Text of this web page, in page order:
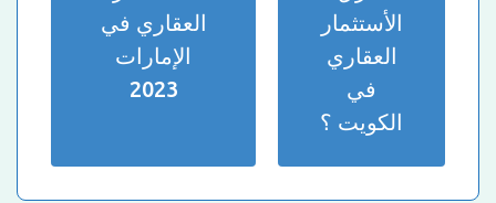
الأستثمار
العقاري
في
الكويت ؟
العقاري في
الإمارات
2023